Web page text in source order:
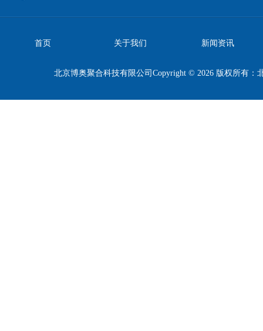
首页 关于我们 新闻资讯
北京博奥聚合科技有限公司Copyright © 2026 版权所有